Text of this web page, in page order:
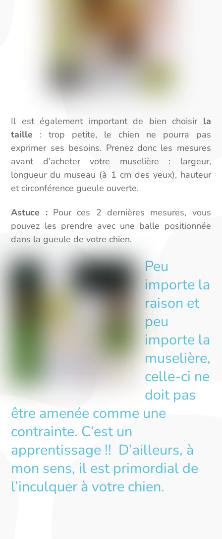
Il est également important de bien choisir la
taille : trop petite, le chien ne pourra pas
exprimer ses besoins. Prenez donc les mesures
avant d’acheter votre muselière : largeur,
longueur du museau (à 1 cm des yeux), hauteur
et circonférence gueule ouverte.
Astuce :Pour ces 2 dernières mesures, vous
pouvez les prendre avec une balle positionnée
dans la gueule de votre chien.
Peu
importe la
raison et
peu
importe la
muselière,
celle-ci ne
doit pas
être amenée comme une
contrainte. C’est un
apprentissage !! D’ailleurs, à
mon sens, il est primordial de
l’inculquer à votre chien.